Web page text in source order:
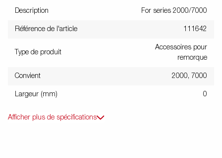
Description For series 2000/7000
Référence de l'article 111642
Type de produit
Accessoires pour
remorque
Convient 2000, 7000
Largeur (mm) 0
Afficher plus de spécifications